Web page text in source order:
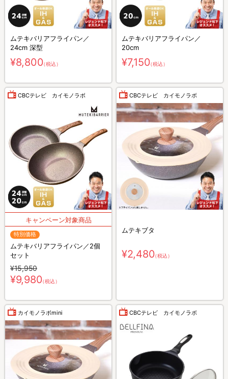
ムテキバリアフライパン／
24cm 深型
¥8,800（税込）
ムテキバリアフライパン／
20cm
¥7,150（税込）
CBCテレビ カイモノラボ
特別価格
ムテキバリアフライパン／2個
セット
¥15,950
¥9,980（税込）
CBCテレビ カイモノラボ
ムテキブタ
¥2,480（税込）
カイモノラボmini CBCテレビ カイモノラボ